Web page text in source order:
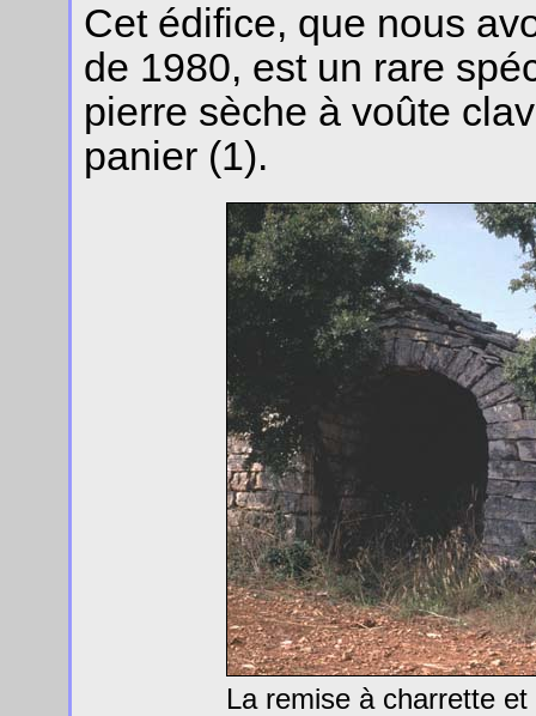
Cet édifice, que nous
de 1980, est un rare
pierre sèche à voûte
panier (1).
La remise à charrette